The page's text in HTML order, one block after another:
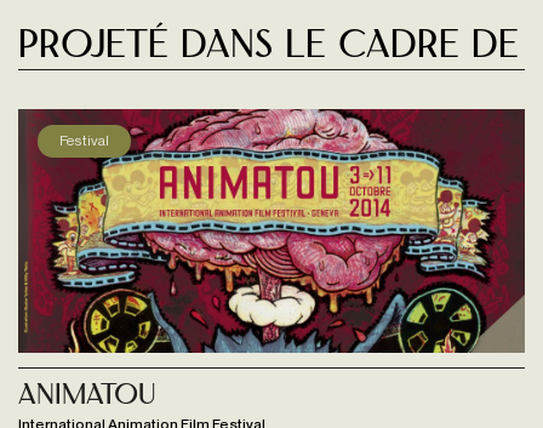
Projeté dans le cadre de
Festival
Animatou
International Animation Film Festival